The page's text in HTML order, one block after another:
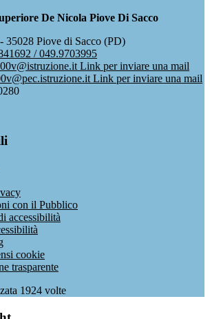
De Nicola Piove Di Sacco
35028 Piove di Sacco (PD)
/ 049.9703995
Link per inviare una mail
Link per inviare una mail
con il Pubblico
accessibilità
cookie
trasparente
1924 volte